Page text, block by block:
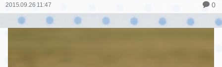
2015.09.26 11:47 0